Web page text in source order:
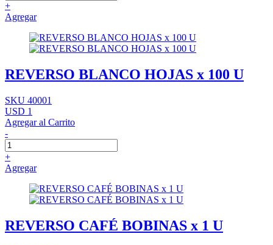
+
Agregar
REVERSO BLANCO HOJAS x 100 U
SKU 40001
USD 1
Agregar al Carrito
-
+
Agregar
REVERSO CAFÉ BOBINAS x 1 U